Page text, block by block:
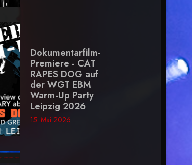
Dokumentarfilm-
Premiere - CAT
RAPES DOG auf
der WGT EBM
Warm-Up Party
Leipzig 2026
15. Mai 2026